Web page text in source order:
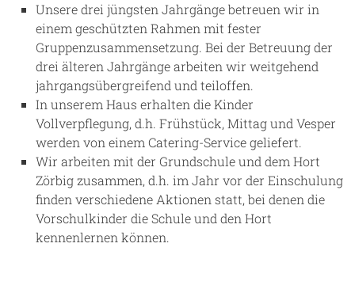
Unsere drei jüngsten Jahrgänge betreuen wir in
einem geschützten Rahmen mit fester
Gruppenzusammensetzung. Bei der Betreuung der
drei älteren Jahrgänge arbeiten wir weitgehend
jahrgangsübergreifend und teiloffen.
In unserem Haus erhalten die Kinder
Vollverpflegung, d.h. Frühstück, Mittag und Vesper
werden von einem Catering-Service geliefert.
Wir arbeiten mit der Grundschule und dem Hort
Zörbig zusammen, d.h. im Jahr vor der Einschulung
finden verschiedene Aktionen statt, bei denen die
Vorschulkinder die Schule und den Hort
kennenlernen können.